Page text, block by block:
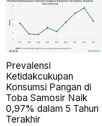
Prevalensi
Ketidakcukupan
Konsumsi Pangan di
Toba Samosir Naik
0,97% dalam 5 Tahun
Terakhir